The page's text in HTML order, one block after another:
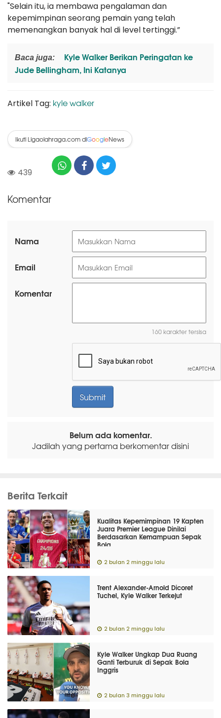
"Selain itu, ia membawa pengalaman dan
kepemimpinan seorang pemain yang telah
memenangkan banyak hal di level tertinggi.”
Baca juga:
Kyle Walker Berikan Peringatan ke
Jude Bellingham, Ini Katanya
Artikel Tag: kyle walker
Ikuti Ligaolahraga.com diGoogleNews
439
Komentar
Nama
Email
Komentar
160 karakter tersisa
Belum ada komentar.
Jadilah yang pertama berkomentar disini
Berita Terkait
Kualitas Kepemimpinan 19 Kapten
Juara Premier League Dinilai
Berdasarkan Kemampuan Sepak
Bola
2 bulan 2 minggu lalu
Trent Alexander-Arnold Dicoret
Tuchel, Kyle Walker Terkejut
2 bulan 2 minggu lalu
Kyle Walker Ungkap Dua Ruang
Ganti Terburuk di Sepak Bola
Inggris
2 bulan 3 minggu lalu